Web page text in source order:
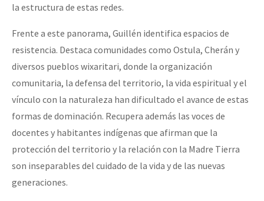
la estructura de estas redes.
Frente a este panorama, Guillén identifica espacios de
resistencia. Destaca comunidades como Ostula, Cherán y
diversos pueblos wixaritari, donde la organización
comunitaria, la defensa del territorio, la vida espiritual y el
vínculo con la naturaleza han dificultado el avance de estas
formas de dominación. Recupera además las voces de
docentes y habitantes indígenas que afirman que la
protección del territorio y la relación con la Madre Tierra
son inseparables del cuidado de la vida y de las nuevas
generaciones.